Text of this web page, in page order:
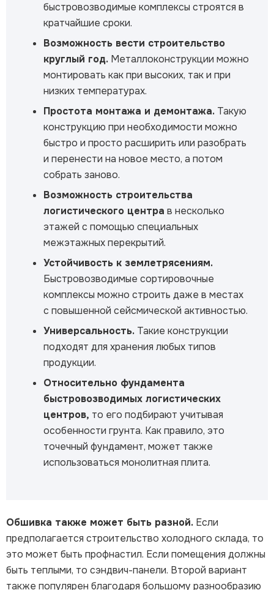
быстровозводимые комплексы строятся в
кратчайшие сроки.
Возможность вести строительство
круглый год.Металлоконструкции можно
монтировать как при высоких, так и при
низких температурах.
Простота монтажа и демонтажа.Такую
конструкцию при необходимости можно
быстро и просто расширить или разобрать
и перенести на новое место, а потом
собрать заново.
Возможность строительства
логистического центра в несколько
этажей с помощью специальных
межэтажных перекрытий.
Устойчивость к землетрясениям.
Быстровозводимые сортировочные
комплексы можно строить даже в местах
с повышенной сейсмической активностью.
Универсальность.Такие конструкции
подходят для хранения любых типов
продукции.
Относительно фундамента
быстровозводимых логистических
центров, то его подбирают учитывая
особенности грунта. Как правило, это
точечный фундамент, может также
использоваться монолитная плита.
Обшивка также может быть разной. Если
предполагается строительство холодного склада, то
это может быть профнастил. Если помещения должны
быть теплыми, то сэндвич-панели. Второй вариант
также популярен благодаря большому разнообразию